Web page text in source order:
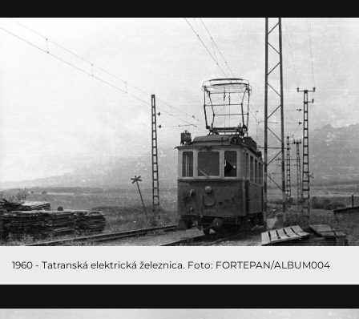
1960 - Tatranská elektrická železnica. Foto: FORTEPAN/ALBUM004